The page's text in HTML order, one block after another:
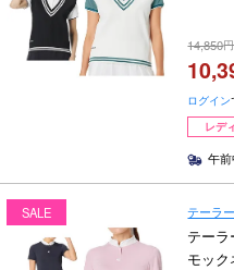
14,850
ログイン
レデ
午
SALE テーラ
テー
モッ